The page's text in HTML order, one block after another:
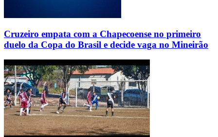
Cruzeiro empata com a Chapecoense no primeiro
duelo da Copa do Brasil e decide vaga no Mineirão